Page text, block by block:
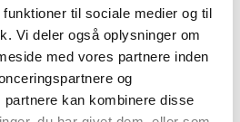
til sociale medier og til
Vi deler også oplysninger om
med vores partnere inden
og
kan kombinere disse
PRODUKTE